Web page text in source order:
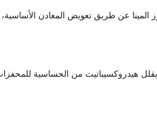
المينا عن طريق تعويض المعادن
هيدروكسيباتيت من الحساسية للمحفزات